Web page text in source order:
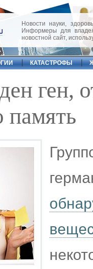
Новости науки,
Информеры для
новостной сайт,
КАТАСТРОФЫ
ген,
память